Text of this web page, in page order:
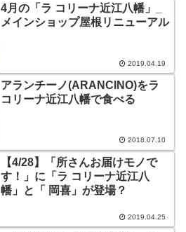
4月の「ラ コリーナ近江八幡」_
メインショップ屋根リニューアル
2019.04.19
アランチーノ(ARANCINO)をラ
コリーナ近江八幡で食べる
2018.07.10
【4/28】「所さんお届けモノで
す！」に「ラ コリーナ近江八
幡」と「 岡喜」が登場？
2019.04.25